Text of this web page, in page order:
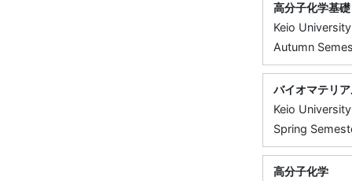
高分子化学基礎
Keio University
Autumn
バイオマテリ
Keio University
Spring
高分子化学